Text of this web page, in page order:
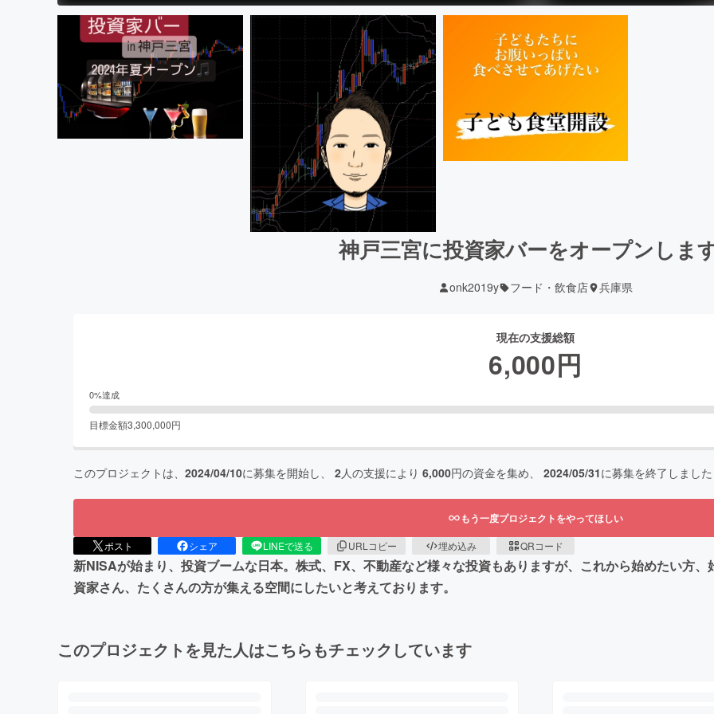
神戸三宮に投資家バーをオープンしま
onk2019y フード・飲食店 兵庫県
現在の支援総額
6,000円
0%達成
目標金額3,300,000円
このプロジェクトは、 2024/04/10に募集を開始し、 2人の支援により 6,000円の資金を集め、 2024/05/31に募集を終了しました
もう一度プロジェクトをやってほしい
ポスト シェア LINEで送る URLコピー 埋め込み QRコード
新NISAが始まり、投資ブームな日本。株式、FX、不動産など様々な投資もありますが、これから始めたい方
資家さん、たくさんの方が集える空間にしたいと考えております。
このプロジェクトを見た人はこちらもチェックしています